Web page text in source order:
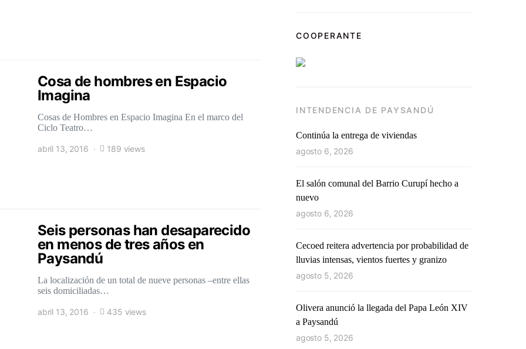
Cosa de hombres en Espacio
Imagina
Cosas de Hombres en Espacio Imagina En el marco del
Ciclo Teatro…
abril 13, 2016 189 views
Seis personas han desaparecido
en menos de tres años en
Paysandú
La localización de un total de nueve personas –entre ellas
seis domiciliadas…
abril 13, 2016 435 views
COOPERANTE
INTENDENCIA DE PAYSANDÚ
Continúa la entrega de viviendas
agosto 6, 2026
El salón comunal del Barrio Curupí hecho a
nuevo
agosto 6, 2026
Cecoed reitera advertencia por probabilidad de
lluvias intensas, vientos fuertes y granizo
agosto 5, 2026
Olivera anunció la llegada del Papa León XIV
a Paysandú
agosto 5, 2026